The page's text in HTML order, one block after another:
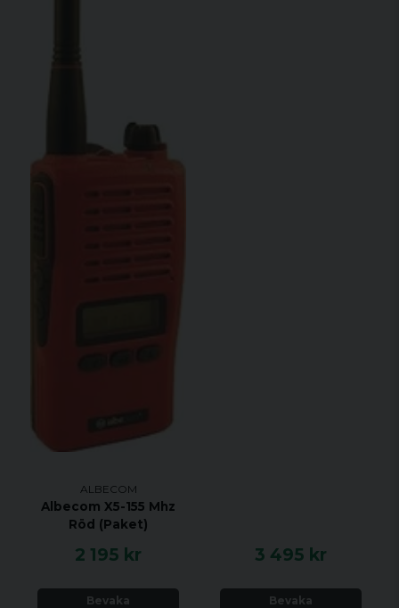
ALBECOM
Albecom X5-155 Mhz
Röd (Paket)
2 195 kr
Bevaka
3 495 kr
Bevaka